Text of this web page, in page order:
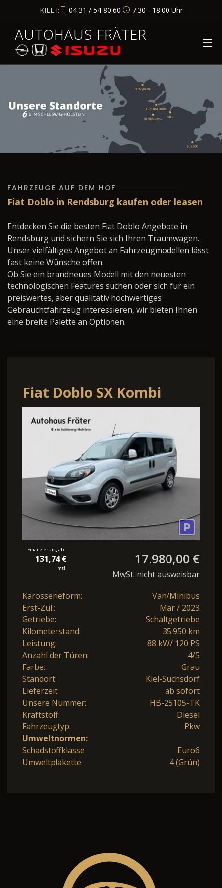
KIEL I: 04 31 / 54 80 60 7:30 - 18:00 Uhr
AUTOHAUS FRÄTER
FAHRZEUGE AUF DEM HOF
Fiat Doblo in Rendsburg kaufen oder leasen
Entdecken Sie die besten Fiat Doblo Angebote in
Rendsburg und sichern Sie sich Ihren Traumwagen.
Unser vielfältiges Angebot an Fahrzeugmodellen lässt
fast keine Wünsche offen.
Ob Sie ein brandneues Modell mit den neuesten
technologischen Features suchen oder sich für ein
preiswertes, aber qualitativ hochwertiges
Gebrauchtfahrzeug interessieren, wir bieten Ihnen
eine breite Palette an Optionen.
Fiat Doblo SX Kombi
Finanzierung ab.:
131,74 €
mtl.
17.980,00 €
MwSt. nicht ausweisbar
Karosserieform:
Van/Minibus
Erst-Zul.:
Mär / 2023
Getriebe:
Schaltgetriebe
Kilometerstand:
35.950 km
Leistung:
88 kW/ 120 PS
Anzahl der Türen:
4/5
Farbe:
Grau
Standort:
Kiel-Suchsdorf
Lieferzeit:
ab sofort
Unsere Nummer:
HB-25105-TK
Kraftstoff:
Diesel
Fahrzeugtyp:
Pkw
Umweltnormen:
Schadstoffklasse
Euro6
Umweltplakette
4 (Grün)